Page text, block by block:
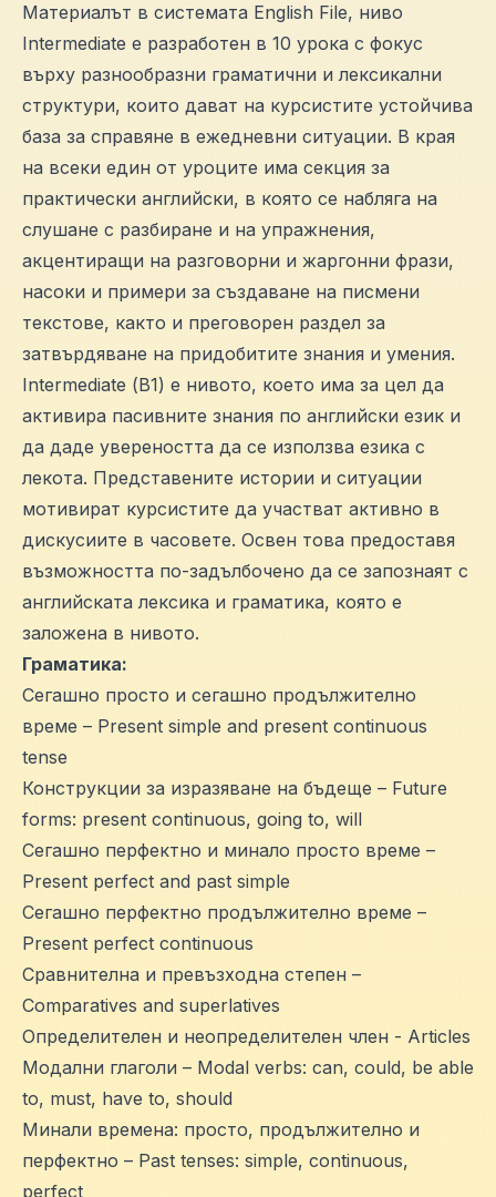
Материалът в системата English File, ниво
Intermediate е разработен в 10 урока с фокус
върху разнообразни граматични и лексикални
структури, които дават на курсистите устойчива
база за справяне в ежедневни ситуации. В края
на всеки един от уроците има секция за
практически английски, в която се набляга на
слушане с разбиране и на упражнения,
акцентиращи на разговорни и жаргонни фрази,
насоки и примери за създаване на писмени
текстове, както и преговорен раздел за
затвърдяване на придобитите знания и умения.
Intermediate (В1) е нивото, което има за цел да
активира пасивните знания по английски език и
да даде увереността да се използва езика с
лекота. Представените истории и ситуации
мотивират курсистите да участват активно в
дискусиите в часовете. Освен това предоставя
възможността по-задълбочено да се запознаят с
английската лексика и граматика, която е
заложена в нивото.
Граматика:
Сегашно просто и сегашно продължително
време – Present simple and present continuous
tense
Конструкции за изразяване на бъдеще – Future
forms: present continuous, going to, will
Сегашно перфектно и минало просто време –
Present perfect and past simple
Сегашно перфектно продължително време –
Present perfect continuous
Сравнителна и превъзходна степен –
Comparatives and superlatives
Определителен и неопределителен член - Articles
Модални глаголи – Modal verbs: can, could, be able
to, must, have to, should
Минали времена: просто, продължително и
перфектно – Past tenses: simple, continuous,
perfect